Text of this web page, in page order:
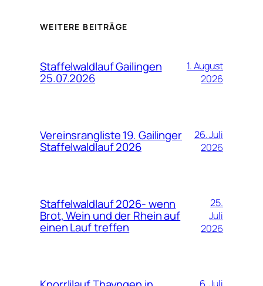
WEITERE BEITRÄGE
Staffelwaldlauf Gailingen
25.07.2026
1. August
2026
Vereinsrangliste 19. Gailinger
Staffelwaldlauf 2026
26. Juli
2026
Staffelwaldlauf 2026- wenn
Brot, Wein und der Rhein auf
einen Lauf treffen
25.
Juli
2026